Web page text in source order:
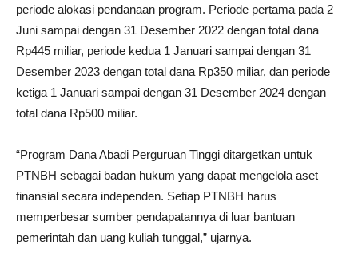
periode alokasi pendanaan program. Periode pertama pada 2
Juni sampai dengan 31 Desember 2022 dengan total dana
Rp445 miliar, periode kedua 1 Januari sampai dengan 31
Desember 2023 dengan total dana Rp350 miliar, dan periode
ketiga 1 Januari sampai dengan 31 Desember 2024 dengan
total dana Rp500 miliar.
“Program Dana Abadi Perguruan Tinggi ditargetkan untuk
PTNBH sebagai badan hukum yang dapat mengelola aset
finansial secara independen. Setiap PTNBH harus
memperbesar sumber pendapatannya di luar bantuan
pemerintah dan uang kuliah tunggal,” ujarnya.